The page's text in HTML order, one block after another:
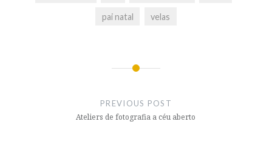
pai natal velas
PREVIOUS POST
Ateliers de fotografia a céu aberto